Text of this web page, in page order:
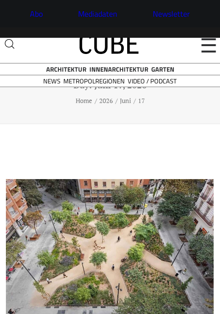
Abo Mediadaten Newsletter
☰
ARCHITEKTUR INNENARCHITEKTUR GARTEN
NEWS METROPOLREGIONEN VIDEO / PODCAST
Day: Juni 17, 2026
Home 2026 Juni 17